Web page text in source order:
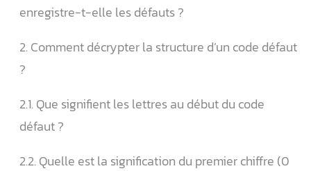
enregistre-t-elle les défauts ?
2. Comment décrypter la structure d’un code défaut
?
2.1. Que signifient les lettres au début du code
défaut ?
2.2. Quelle est la signification du premier chiffre (0